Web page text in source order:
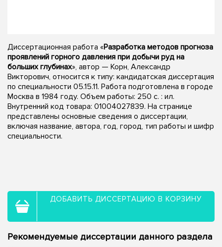
Диссертационная работа «Разработка методов прогноза
проявлений горного давления при добычи руд на
больших глубинах», автор — Корн, Александр
Викторович, относится к типу: кандидатская диссертация
по специальности 05.15.11. Работа подготовлена в городе
Москва в 1984 году. Объем работы: 250 c. : ил.
Внутренний код товара: 01004027839. На странице
представлены основные сведения о диссертации,
включая название, автора, год, город, тип работы и шифр
специальности.
ДОБАВИТЬ ДИССЕРТАЦИЮ В КОРЗИНУ
Рекомендуемые диссертации данного раздела